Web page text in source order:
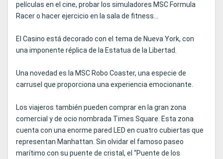
películas en el cine, probar los simuladores MSC Formula
Racer o hacer ejercicio en la sala de fitness...
El Casino está decorado con el tema de Nueva York, con
una imponente réplica de la Estatua de la Libertad.
Una novedad es la MSC Robo Coaster, una especie de
carrusel que proporciona una experiencia emocionante.
Los viajeros también pueden comprar en la gran zona
comercial y de ocio nombrada Times Square. Esta zona
cuenta con una enorme pared LED en cuatro cubiertas que
representan Manhattan. Sin olvidar el famoso paseo
marítimo con su puente de cristal, el “Puente de los